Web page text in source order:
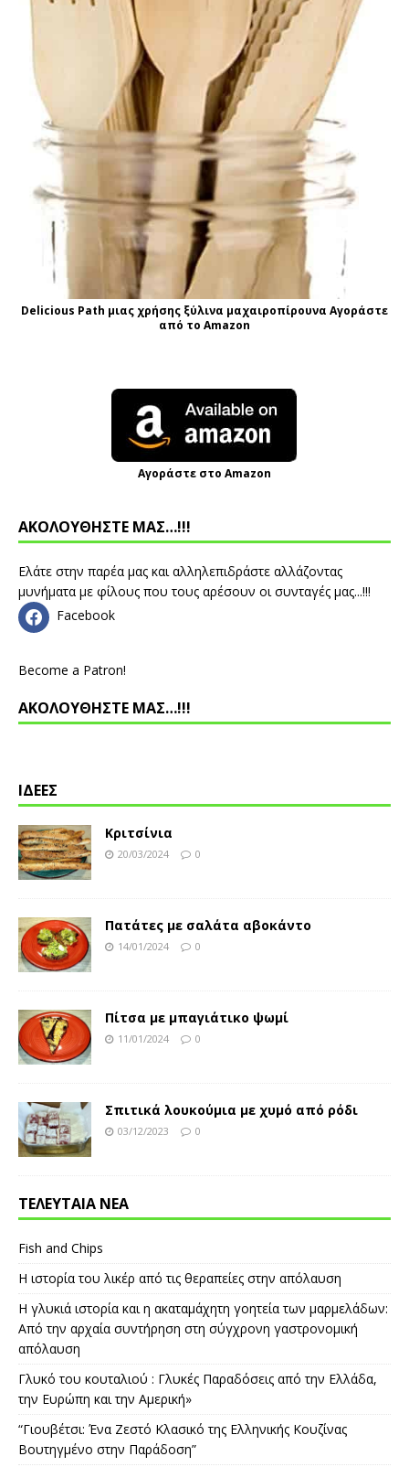
Delicious Path μιας χρήσης ξύλινα μαχαιροπίρουνα Αγοράστε
από το Amazon
Αγοράστε στο Amazon
ΑΚΟΛΟΥΘΗΣΤΕ ΜΑΣ…!!!
Ελάτε στην παρέα μας και αλληλεπιδράστε αλλάζοντας
μυνήματα με φίλους που τους αρέσουν οι συνταγές μας...!!!
Facebook
Become a Patron!
ΑΚΟΛΟΥΘΗΣΤΕ ΜΑΣ…!!!
ΙΔΕΕΣ
Κριτσίνια
20/03/2024 0
Πατάτες με σαλάτα αβοκάντο
14/01/2024 0
Πίτσα με μπαγιάτικο ψωμί
11/01/2024 0
Σπιτικά λουκούμια με χυμό από ρόδι
03/12/2023 0
ΤΕΛΕΥΤΑΙΑ ΝΕΑ
Fish and Chips
Η ιστορία του λικέρ από τις θεραπείες στην απόλαυση
Η γλυκιά ιστορία και η ακαταμάχητη γοητεία των μαρμελάδων:
Από την αρχαία συντήρηση στη σύγχρονη γαστρονομική
απόλαυση
Γλυκό του κουταλιού : Γλυκές Παραδόσεις από την Ελλάδα,
την Ευρώπη και την Αμερική»
“Γιουβέτσι: Ένα Ζεστό Κλασικό της Ελληνικής Κουζίνας
Βουτηγμένο στην Παράδοση”